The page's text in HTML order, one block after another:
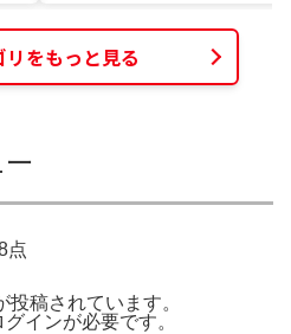
リをもっと見る
点
稿されています。
グインが必要です。